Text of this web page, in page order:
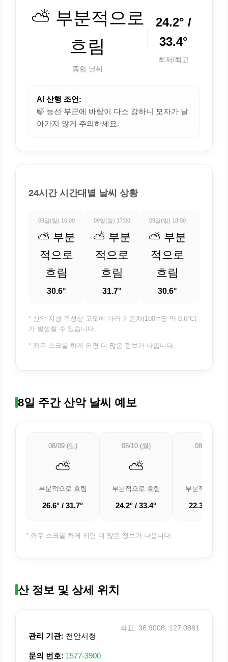
⛅ 부분적으로
흐림
종합 날씨
24.2° /
33.4°
최저/최고
AI 산행 조언:
🍃 능선 부근에 바람이 다소 강하니 모자가 날
아가지 않게 주의하세요.
24시간 시간대별 날씨 상황
09일(일) 16:00
⛅ 부분
적으로
흐림
30.6°
09일(일) 17:00
⛅ 부분
적으로
흐림
31.7°
09일(일) 18:00
⛅ 부분
적으로
흐림
30.6°
* 산악 지형 특성상 고도에 따라 기온차(100m당 약 0.6°C)
가 발생할 수 있습니다.
* 좌우 스크롤 하게 되면 더 많은 정보가 나옵니다.
8일 주간 산악 날씨 예보
08/09 (일)
⛅
부분적으로 흐림
26.6° / 31.7°
08/10 (월)
⛅
부분적으로 흐림
24.2° / 33.4°
08/11 (화)
부분적으로 흐
22.3° /
* 좌우 스크롤 하게 되면 더 많은 정보가 나옵니다.
산 정보 및 상세 위치
관리 기관: 천안시청
문의 번호: 1577-3900
좌표: 36.9008, 127.0881